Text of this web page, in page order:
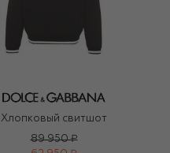
Хлопковый свитшот
89 950 ₽